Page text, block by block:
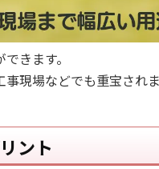
きます。
現場などでも重宝されま
ント